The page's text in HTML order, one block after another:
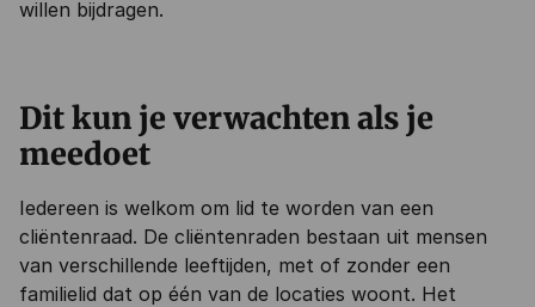
willen bijdragen.
Dit kun je verwachten als je
meedoet
Iedereen is welkom om lid te worden van een
cliëntenraad. De cliëntenraden bestaan uit mensen
van verschillende leeftijden, met of zonder een
familielid dat op één van de locaties woont. Het